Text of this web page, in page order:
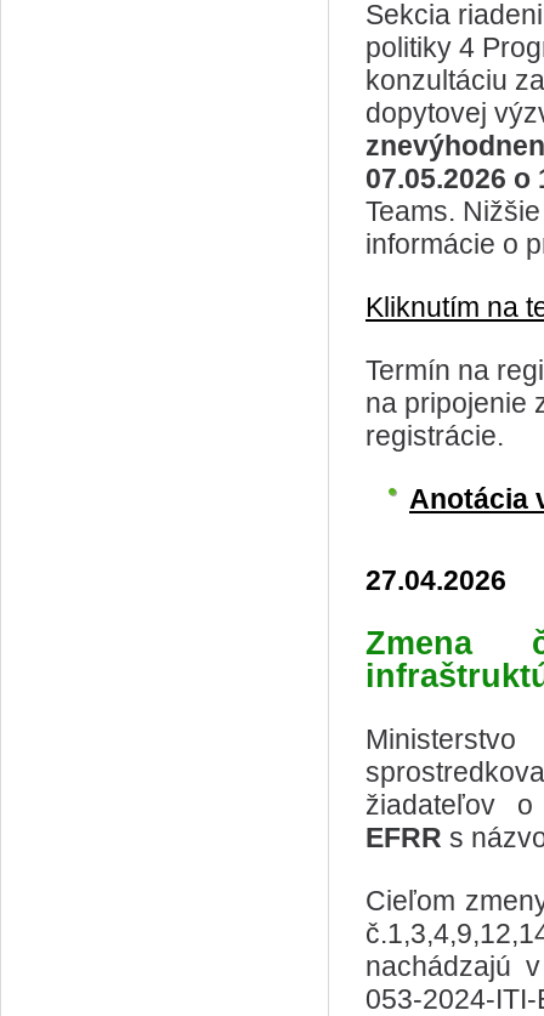
Sekcia
politiky 4
konzultáciu
dopytovej
07.05.2026
Teams.
informácie o
Kliknutím na
Termín na
na pripojenie
registrácie.
Anotácia
27.04.2026
Zmena
žiadateľov
EFRR s
Cieľom
nachádzajú
053-2024-